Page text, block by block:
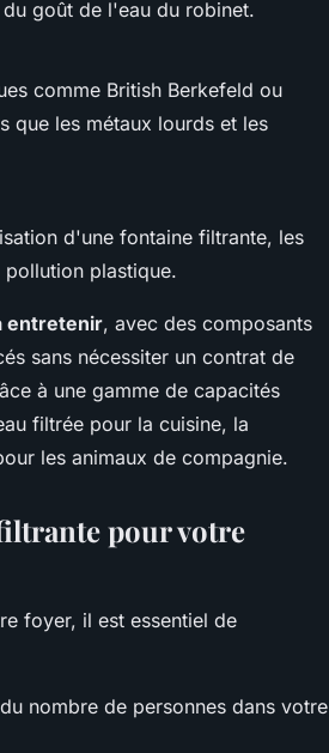
goût de l'eau du robinet.
comme British Berkefeld ou
que les métaux lourds et les
d'une fontaine filtrante, les
plastique.
entretenir, avec des composants
sans nécessiter un contrat de
à une gamme de capacités
filtrée pour la cuisine, la
les animaux de compagnie.
pour votre
foyer, il est essentiel de
nombre de personnes dans votre